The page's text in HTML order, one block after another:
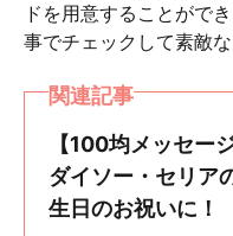
ドを用意することがで
事でチェックして素敵
関連記事
【100均メッセー
ダイソー・セリア
生日のお祝いに！